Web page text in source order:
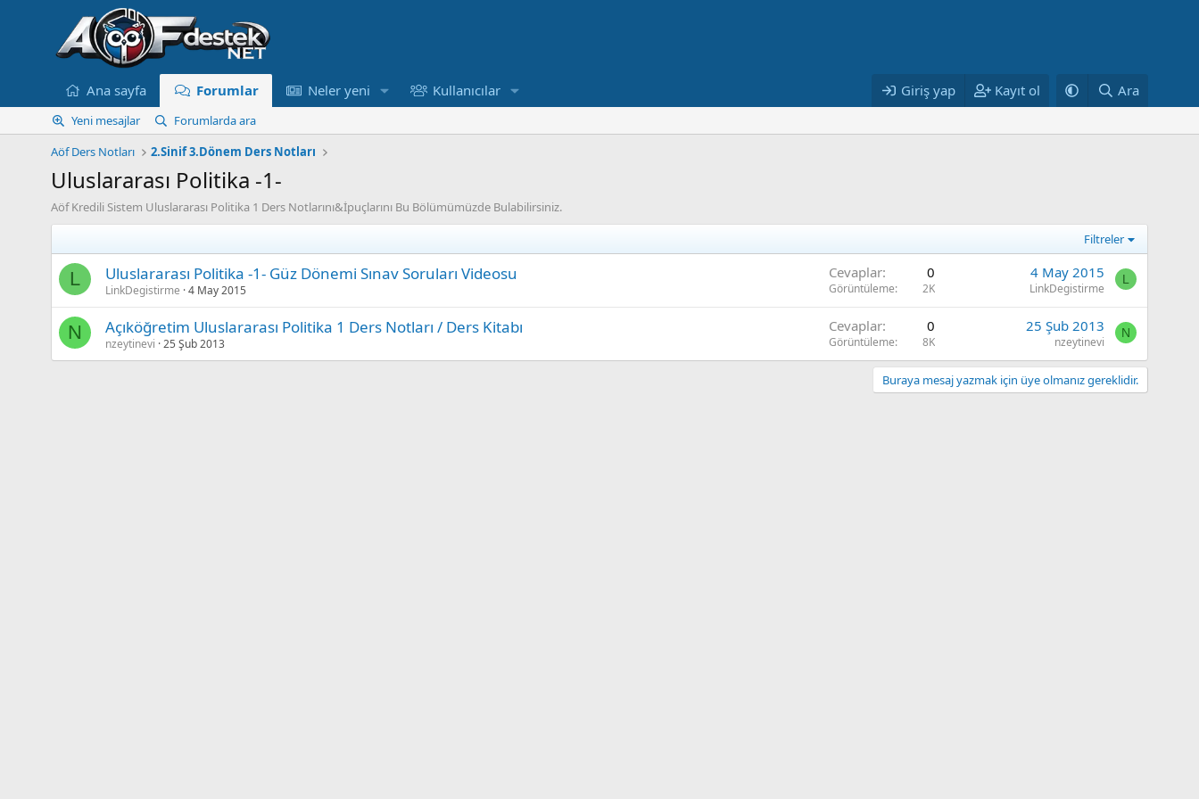
Ana sayfa Forumlar Neler yeni Kullanıcılar Giriş yap Kayıt ol Ara
Yeni mesajlar
Forumlarda ara
Aöf Ders Notları
2.Sinif 3.Dönem Ders Notları
Uluslararası Politika -1-
Aöf Kredili Sistem Uluslararası Politika 1 Ders Notlarını&İpuçlarını Bu Bölümümüzde Bulabilirsiniz.
Filtreler
L Uluslararası Politika -1- Güz Dönemi Sınav Soruları Videosu
LinkDegistirme 4 May 2015
Cevaplar 0
Görüntüleme 2K
4 May 2015
LinkDegistirme
L
N Açıköğretim Uluslararası Politika 1 Ders Notları / Ders Kitabı
nzeytinevi 25 Şub 2013
Cevaplar 0
Görüntüleme 8K
25 Şub 2013
nzeytinevi
N
Buraya mesaj yazmak için üye olmanız gereklidir.